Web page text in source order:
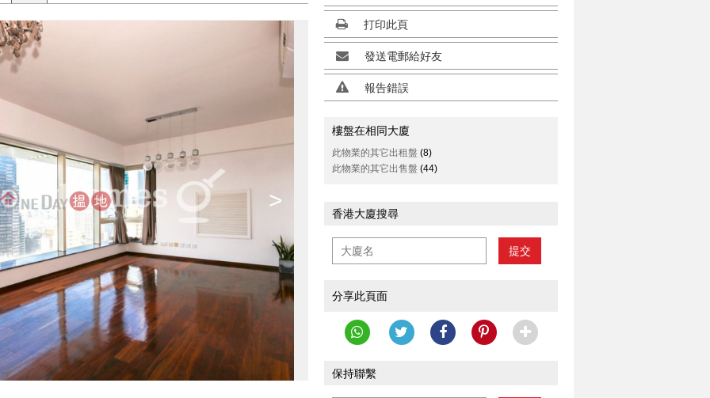
>
打印此頁
發送電郵給好友
報告錯誤
樓盤在相同大廈
此物業的其它出租盤 (8)
此物業的其它出售盤 (44)
香港大廈搜尋
提交
分享此頁面
保持聯繫